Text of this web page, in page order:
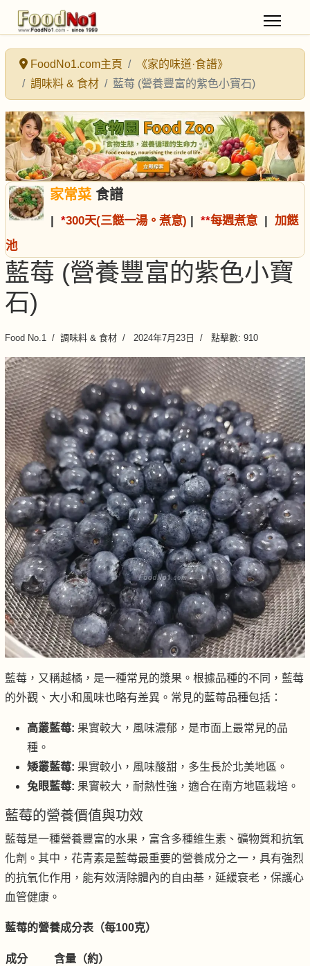
FoodNo1.com主頁
《家的味道·食譜》
調味料 & 食材
藍莓 (營養豐富的紫色小寶石)
家常菜食譜
| *300天(三餸一湯。煮意) | **每週煮意 | 加餸
池
藍莓 (營養豐富的紫色小寶
石)
Food No.1 調味料 & 食材 2024年7月23日 點擊數: 910
藍莓，又稱越橘，是一種常見的漿果。根據品種的不同，藍莓
的外觀、大小和風味也略有差異。常見的藍莓品種包括：
高叢藍莓: 果實較大，風味濃郁，是市面上最常見的品
種。
矮叢藍莓: 果實較小，風味酸甜，多生長於北美地區。
兔眼藍莓: 果實較大，耐熱性強，適合在南方地區栽培。
藍莓的營養價值與功效
藍莓是一種營養豐富的水果，富含多種維生素、礦物質和抗氧
化劑。其中，花青素是藍莓最重要的營養成分之一，具有強烈
的抗氧化作用，能有效清除體內的自由基，延緩衰老，保護心
血管健康。
藍莓的營養成分表（每100克）
成分
含量（約）